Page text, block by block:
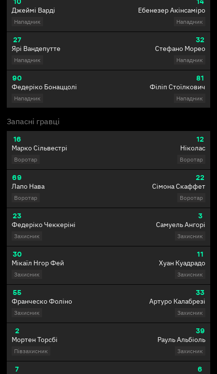
Джеймі Варді
Нападник
27
Ярі Вандепутте
Нападник
90
Федеріко Бонаццолі
Нападник
Ебенезер Акінсаміро
Нападник
32
Стефано Морео
Нападник
81
Філіп Стоїлкович
Нападник
Запасні гравці
16
Марко Сільвестрі
Воротар
69
Лапо Нава
Воротар
23
Федеріко Чеккеріні
Захисник
30
Мікаїл Нгор Фей
Захисник
55
Франческо Фоліно
Захисник
2
Мортен Торсбі
Півзахисник
7
12
Ніколас
Воротар
22
Сімона Скаффет
Воротар
3
Самуель Ангорі
Захисник
11
Хуан Куадрадо
Захисник
33
Артуро Калабрезі
Захисник
39
Рауль Альбіоль
Захисник
6